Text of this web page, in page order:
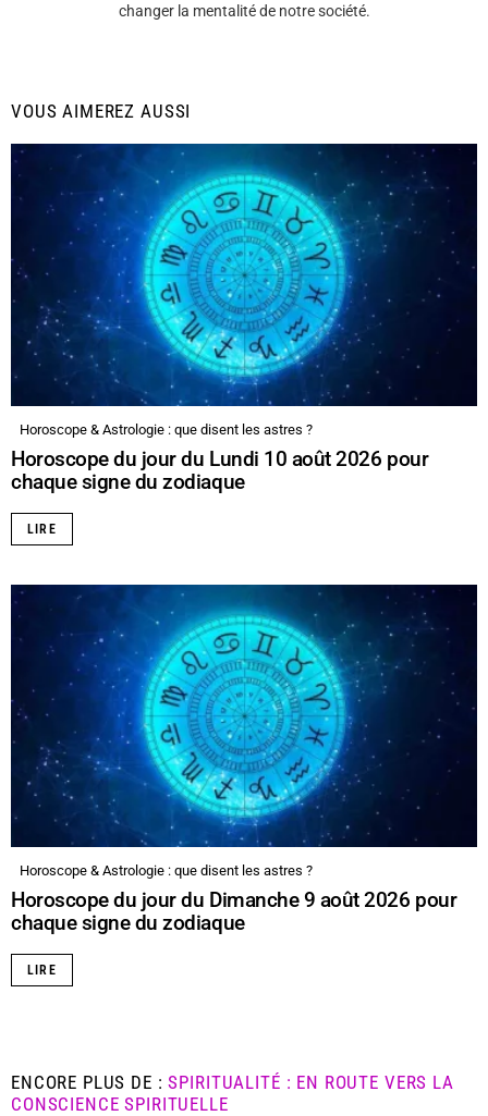
changer la mentalité de notre société.
VOUS AIMEREZ AUSSI
Horoscope & Astrologie : que disent les astres ?
Horoscope du jour du Lundi 10 août 2026 pour
chaque signe du zodiaque
LIRE
Horoscope & Astrologie : que disent les astres ?
Horoscope du jour du Dimanche 9 août 2026 pour
chaque signe du zodiaque
LIRE
ENCORE PLUS DE :SPIRITUALITÉ : EN ROUTE VERS LA
CONSCIENCE SPIRITUELLE